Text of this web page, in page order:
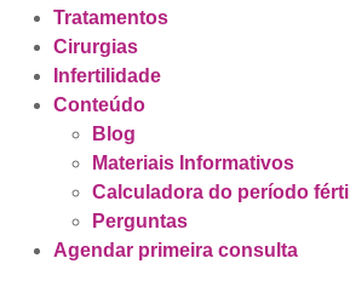
Tratamentos
Cirurgias
Infertilidade
Conteúdo
Blog
Materiais Informativos
Calculadora do período fértil
Perguntas
Agendar primeira consulta